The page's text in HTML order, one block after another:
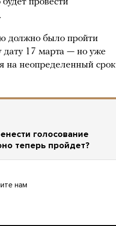
провести
должно было пройти
дату 17 марта — но уже
на неопределенный срок
голосование
теперь пройдет?
нам